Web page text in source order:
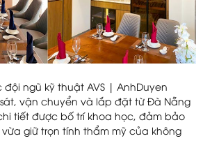
đội ngũ kỹ thuật AVS | AnhDuyen
vận chuyển và lắp đặt từ Đà Nẵng
tiết được bố trí khoa học, đảm bảo
giữ trọn tính thẩm mỹ của không